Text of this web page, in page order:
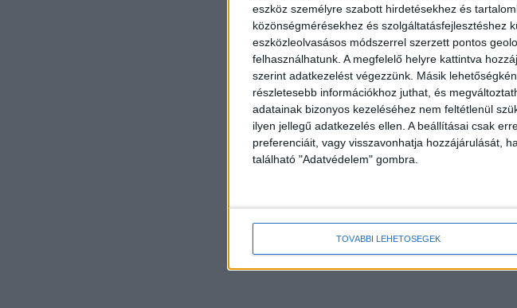
eszköz személyre szabott hirdetésekhez és
közönségmérésekhez és szolgáltatásfejlesztéshez
eszközleolvasásos módszerrel szerzett pontos
felhasználhatunk. A megfelelő helyre kattintva
szerint adatkezelést végezzünk. Másik
részletesebb információkhoz juthat, és
adatainak bizonyos kezeléséhez nem feltétlenül
ilyen jellegű adatkezelés ellen. A beállításai csak
preferenciáit, vagy visszavonhatja hozzájárulását,
található "Adatvédelem" gombra.
TOVÁBBI LEHETŐSÉGEK